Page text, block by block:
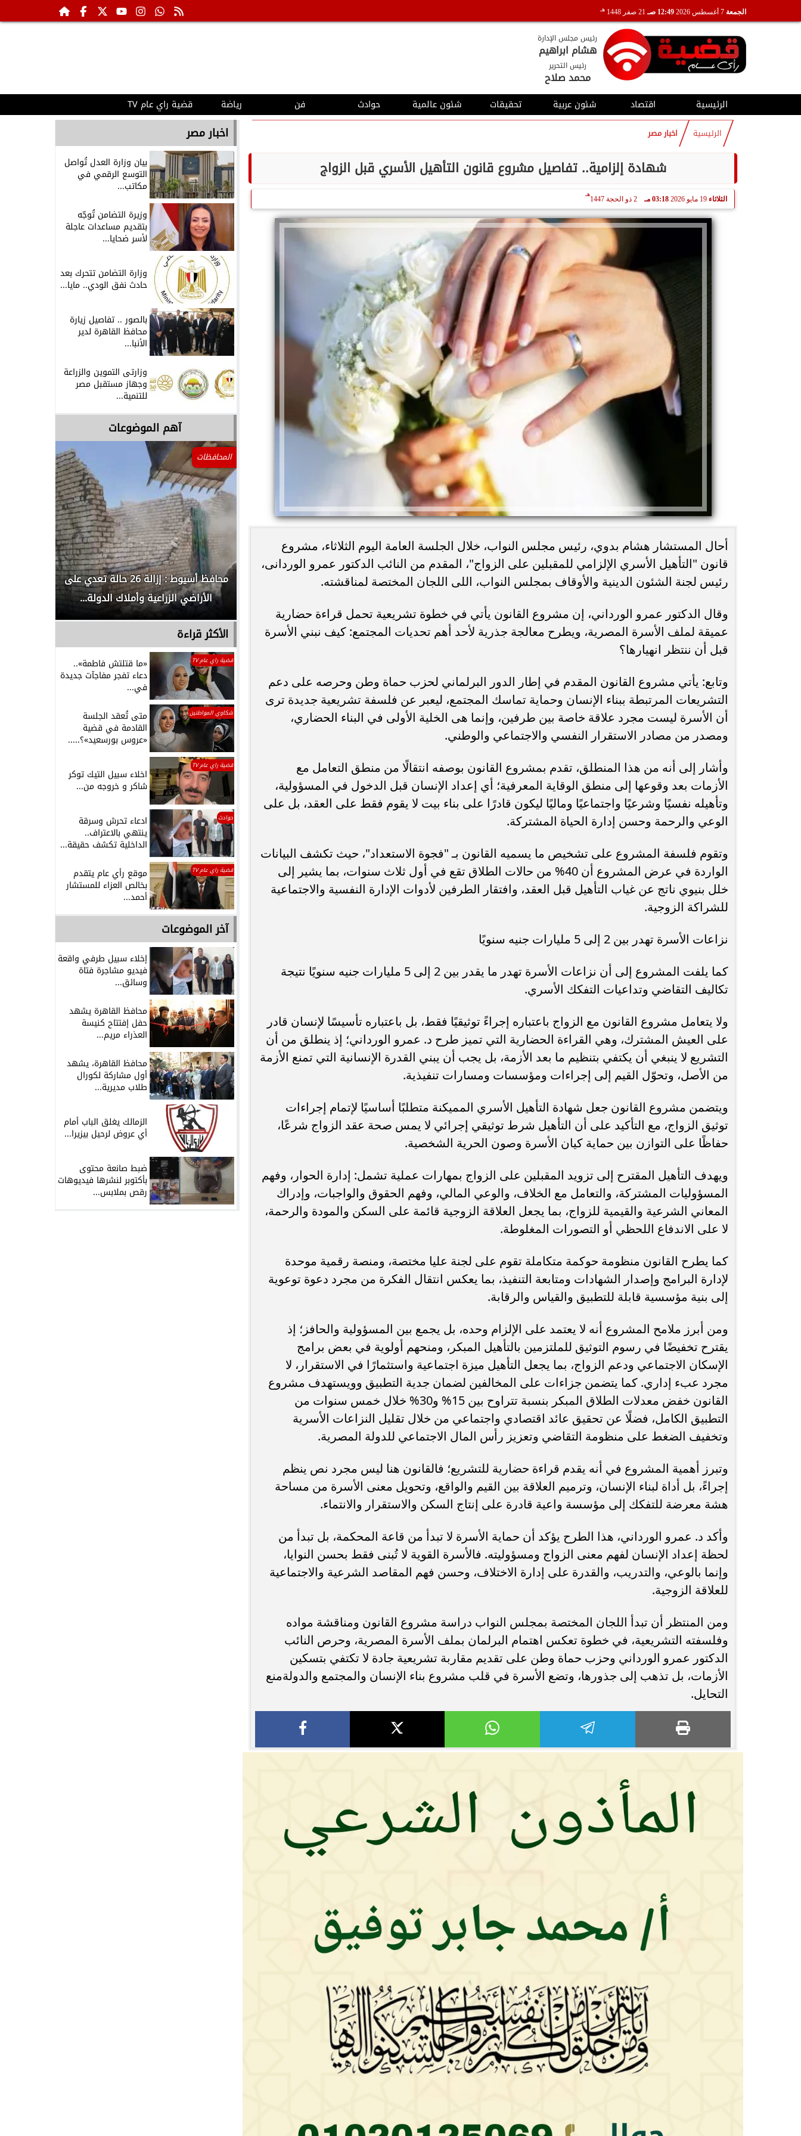
الجمعة 12:49 صـ 21 صفر 1448 هـ
رئيس مجلس الإدارة
هشام ابراهيم
رئيس التحرير
محمد صلاح
الرئيسية اقتصاد شئون عربية تحقيقات شئون عالمية حوادث فن رياضة قضية راي عام TV
الرئيسية اخبار مصر
شهادة إلزامية.. تفاصيل مشروع قانون التأهيل الأسري قبل الزواج
الثلاثاء 19 مايو 2026 03:18 مـ 2 ذو الحجة 1447
هـ
أحال المستشار هشام بدوي، رئيس مجلس النواب، خلال الجلسة العامة اليوم الثلاثاء، مشروع
قانون "التأهيل الأسري الإلزامي للمقبلين على الزواج"، المقدم من النائب الدكتور عمرو الوردانى،
رئيس لجنة الشئون الدينية والأوقاف بمجلس النواب، اللى اللجان المختصة لمناقشته.
وقال الدكتور عمرو الورداني، إن مشروع القانون يأتي في خطوة تشريعية تحمل قراءة حضارية
عميقة لملف الأسرة المصرية، ويطرح معالجة جذرية لأحد أهم تحديات المجتمع: كيف نبني الأسرة
قبل أن ننتظر انهيارها؟
وتابع: يأتي مشروع القانون المقدم في إطار الدور البرلماني لحزب حماة وطن وحرصه على دعم
التشريعات المرتبطة ببناء الإنسان وحماية تماسك المجتمع، ليعبر عن فلسفة تشريعية جديدة ترى
أن الأسرة ليست مجرد علاقة خاصة بين طرفين، وإنما هى الخلية الأولى في البناء الحضاري،
ومصدر من مصادر الاستقرار النفسي والاجتماعي والوطني.
وأشار إلى أنه من هذا المنطلق، تقدم بمشروع القانون بوصفه انتقالًا من منطق التعامل مع
الأزمات بعد وقوعها إلى منطق الوقاية المعرفية؛ أي إعداد الإنسان قبل الدخول في المسؤولية،
وتأهيله نفسيًا وشرعيًا واجتماعيًا وماليًا ليكون قادرًا على بناء بيت لا يقوم فقط على العقد، بل على
الوعي والرحمة وحسن إدارة الحياة المشتركة.
وتقوم فلسفة المشروع على تشخيص ما يسميه القانون بـ "فجوة الاستعداد"، حيث تكشف البيانات
الواردة في عرض المشروع أن 40% من حالات الطلاق تقع في أول ثلاث سنوات، بما يشير إلى
خلل بنيوي ناتج عن غياب التأهيل قبل العقد، وافتقار الطرفين لأدوات الإدارة النفسية والاجتماعية
للشراكة الزوجية.
نزاعات الأسرة تهدر بين 2 إلى 5 مليارات جنيه سنويًا
كما يلفت المشروع إلى أن نزاعات الأسرة تهدر ما يقدر بين 2 إلى 5 مليارات جنيه سنويًا نتيجة
تكاليف التقاضي وتداعيات التفكك الأسري.
ولا يتعامل مشروع القانون مع الزواج باعتباره إجراءً توثيقيًا فقط، بل باعتباره تأسيسًا لإنسان قادر
على العيش المشترك، وهي القراءة الحضارية التي تميز طرح د. عمرو الورداني؛ إذ ينطلق من أن
التشريع لا ينبغي أن يكتفي بتنظيم ما بعد الأزمة، بل يجب أن يبني القدرة الإنسانية التي تمنع الأزمة
من الأصل، وتحوّل القيم إلى إجراءات ومؤسسات ومسارات تنفيذية.
ويتضمن مشروع القانون جعل شهادة التأهيل الأسري المميكنة متطلبًا أساسيًا لإتمام إجراءات
توثيق الزواج، مع التأكيد على أن التأهيل شرط توثيقي إجرائي لا يمس صحة عقد الزواج شرعًا،
حفاظًا على التوازن بين حماية كيان الأسرة وصون الحرية الشخصية.
ويهدف التأهيل المقترح إلى تزويد المقبلين على الزواج بمهارات عملية تشمل: إدارة الحوار، وفهم
المسؤوليات المشتركة، والتعامل مع الخلاف، والوعي المالي، وفهم الحقوق والواجبات، وإدراك
المعاني الشرعية والقيمية للزواج، بما يجعل العلاقة الزوجية قائمة على السكن والمودة والرحمة،
لا على الاندفاع اللحظي أو التصورات المغلوطة.
كما يطرح القانون منظومة حوكمة متكاملة تقوم على لجنة عليا مختصة، ومنصة رقمية موحدة
لإدارة البرامج وإصدار الشهادات ومتابعة التنفيذ، بما يعكس انتقال الفكرة من مجرد دعوة توعوية
إلى بنية مؤسسية قابلة للتطبيق والقياس والرقابة.
ومن أبرز ملامح المشروع أنه لا يعتمد على الإلزام وحده، بل يجمع بين المسؤولية والحافز؛ إذ
يقترح تخفيضًا في رسوم التوثيق للملتزمين بالتأهيل المبكر، ومنحهم أولوية في بعض برامج
الإسكان الاجتماعي ودعم الزواج، بما يجعل التأهيل ميزة اجتماعية واستثمارًا في الاستقرار، لا
مجرد عبء إداري. كما يتضمن جزاءات على المخالفين لضمان جدية التطبيق وويستهدف مشروع
القانون خفض معدلات الطلاق المبكر بنسبة تتراوح بين 15% و30% خلال خمس سنوات من
التطبيق الكامل، فضلًا عن تحقيق عائد اقتصادي واجتماعي من خلال تقليل النزاعات الأسرية
وتخفيف الضغط على منظومة التقاضي وتعزيز رأس المال الاجتماعي للدولة المصرية.
وتبرز أهمية المشروع في أنه يقدم قراءة حضارية للتشريع؛ فالقانون هنا ليس مجرد نص ينظم
إجراءً، بل أداة لبناء الإنسان، وترميم العلاقة بين القيم والواقع، وتحويل معنى الأسرة من مساحة
هشة معرضة للتفكك إلى مؤسسة واعية قادرة على إنتاج السكن والاستقرار والانتماء.
وأكد د. عمرو الورداني، هذا الطرح يؤكد أن حماية الأسرة لا تبدأ من قاعة المحكمة، بل تبدأ من
لحظة إعداد الإنسان لفهم معنى الزواج ومسؤوليته. فالأسرة القوية لا تُبنى فقط بحسن النوايا،
وإنما بالوعي، والتدريب، والقدرة على إدارة الاختلاف، وحسن فهم المقاصد الشرعية والاجتماعية
للعلاقة الزوجية.
ومن المنتظر أن تبدأ اللجان المختصة بمجلس النواب دراسة مشروع القانون ومناقشة مواده
وفلسفته التشريعية، في خطوة تعكس اهتمام البرلمان بملف الأسرة المصرية، وحرص النائب
الدكتور عمرو الورداني وحزب حماة وطن على تقديم مقاربة تشريعية جادة لا تكتفي بتسكين
الأزمات، بل تذهب إلى جذورها، وتضع الأسرة في قلب مشروع بناء الإنسان والمجتمع والدولةمنع
التحايل.
اخبار مصر
بيان وزارة العدل تُواصل
التوسع الرقمي في
مكاتب...
وزيرة التضامن تُوجّه
بتقديم مساعدات عاجلة
لأسر ضحايا...
وزارة التضامن تتحرك بعد
حادث نفق الودي.. مايا...
بالصور .. تفاصيل زيارة
محافظ القاهرة لدير
الأنبا...
وزارتى التموين والزراعة
وجهاز مستقبل مصر
للتنمية...
آهم الموضوعات
محافظ أسيوط : حملات مكثفة لرفع
الإشغالات بحي شرق لإعادة الانضباط
رحلت في أثناء أداء رسالتها.. وفاة ممرضة
محافظ القاهرة يعتمد جدول إمتحانات الدور
المحافظات
محافظ أسيوط : إزالة 26 حالة تعدي على
الأراضي الزراعية وأملاك الدولة...
الأكثر قراءة
قضية راي عام TV «ما قتلتش فاطمة»..
دعاء تفجر مفاجآت جديدة
في...
شكاوي المواطنين متى تُعقد الجلسة
القادمة في قضية
«عروس بورسعيد»؟.....
قضية راي عام TV
اخلاء سبيل التيك توكر
شاكر و خروجه من...
حوادث ادعاء تحرش وسرقة
ينتهي بالاعتراف..
الداخلية تكشف حقيقة...
قضية راي عام TV موقع رأي عام يتقدم
بخالص العزاء للمستشار
أحمد...
آخر الموضوعات
إخلاء سبيل طرفي واقعة
فيديو مشاجرة فتاة
وسائق...
محافظ القاهرة يشهد
حفل إفتتاح كنيسة
العذراء مريم...
محافظ القاهرة، يشهد
أول مشاركة لكورال
طلاب مديرية...
الزمالك يغلق الباب أمام
أي عروض لرحيل بيزيرا...
ضبط صانعة محتوى
بأكتوبر لنشرها فيديوهات
رقص بملابس...